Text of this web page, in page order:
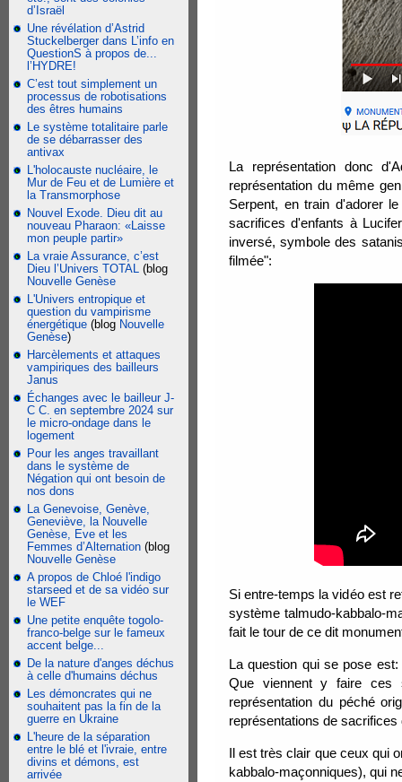
d’Israël
Une révélation d’Astrid
Stuckelberger dans L’info en
QuestionS à propos de...
l’HYDRE!
C’est tout simplement un
processus de robotisations
des êtres humains
Le système totalitaire parle
de se débarrasser des
antivax
L'holocauste nucléaire, le
Mur de Feu et de Lumière et
la Transmorphose
Nouvel Exode. Dieu dit au
nouveau Pharaon: «Laisse
mon peuple partir»
La vraie Assurance, c’est
Dieu l’Univers TOTAL (blog
Nouvelle Genèse
L'Univers entropique et
question du vampirisme
énergétique (blog Nouvelle
Genèse)
Harcèlements et attaques
vampiriques des bailleurs
Janus
Échanges avec le bailleur J-
C C. en septembre 2024 sur
le micro-ondage dans le
logement
Pour les anges travaillant
dans le système de
Négation qui ont besoin de
nos dons
La Genevoise, Genève,
Geneviève, la Nouvelle
Genèse, Eve et les
Femmes d’Alternation (blog
Nouvelle Genèse
A propos de Chloé l'indigo
starseed et de sa vidéo sur
le WEF
Une petite enquête togolo-
franco-belge sur le fameux
accent belge...
De la nature d'anges déchus
à celle d'humains déchus
Les démoncrates qui ne
souhaitent pas la fin de la
guerre en Ukraine
L'heure de la séparation
entre le blé et l'ivraie, entre
divins et démons, est
arrivée
La représentation donc
représentation du même
Serpent, en train d'adorer
sacrifices d'enfants à
inversé, symbole des
filmée":
Si entre-temps la vidéo est
système talmudo-kabbalo-
fait le tour de ce dit
La question qui se pose
Que viennent y faire ces
représentation du péché
représentations de
Il est très clair que ceux qui
kabbalo-maçonniques), qui